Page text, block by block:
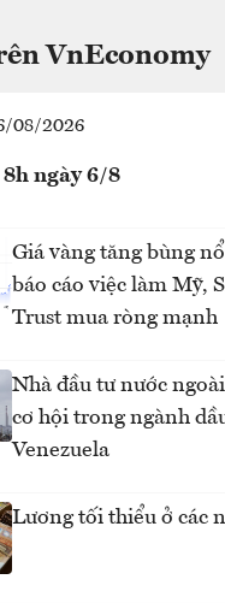
VnEconomy
08/2026
ngày 6/8
Giá vàng tăng bùng
báo cáo việc làm Mỹ,
Trust mua ròng mạnh
Nhà đầu tư nước
cơ hội trong ngành
Venezuela
Lương tối thiểu ở các